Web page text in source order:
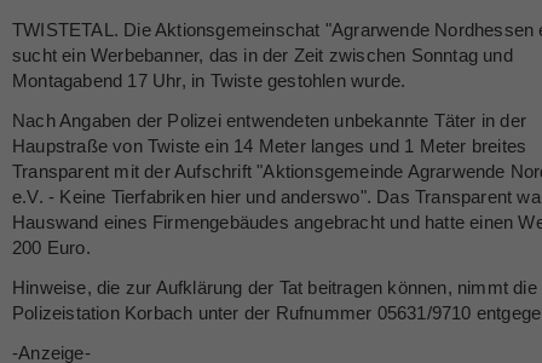
TWISTETAL. Die Aktionsgemeinschat "Agrarwende Nordhessen
sucht ein Werbebanner, das in der Zeit zwischen Sonntag und
Montagabend 17 Uhr, in Twiste gestohlen wurde.
Nach Angaben der Polizei entwendeten unbekannte Täter in der
Haupstraße von Twiste ein 14 Meter langes und 1 Meter breites
Transparent mit der Aufschrift "Aktionsgemeinde Agrarwende
e.V. - Keine Tierfabriken hier und anderswo". Das Transparent
Hauswand eines Firmengebäudes angebracht und hatte einen
200 Euro.
Hinweise, die zur Aufklärung der Tat beitragen können, nimmt die
Polizeistation Korbach unter der Rufnummer 05631/9710
-Anzeige-